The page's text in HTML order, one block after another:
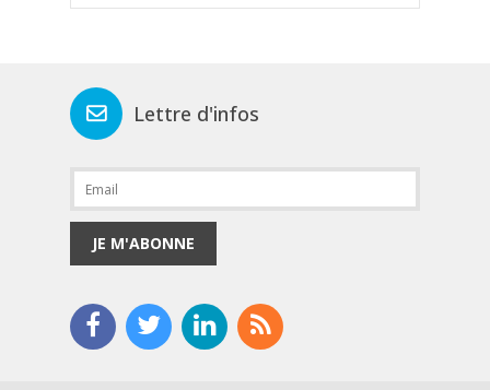
Lettre d'infos
JE M'ABONNE